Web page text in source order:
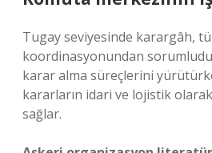
Tugay seviyesinde karargâh,
koordinasyonundan
karar alma süreçlerini
kararların idari ve lojistik
sağlar.